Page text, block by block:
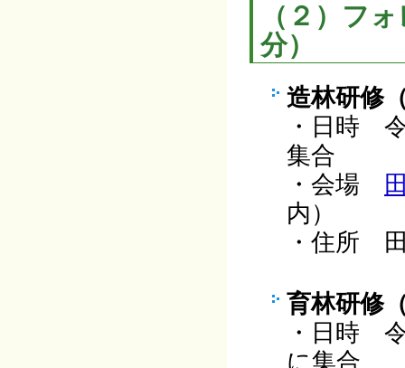
（２）フ
分）
造林研修
・日時
集合
・会場
内
・住所
育林研修
・日時
に集合